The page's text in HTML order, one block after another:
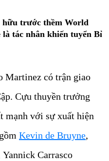
hữu trước thềm World
tác nhân khiến tuyển Bỉ
Martinez có trận giao
Cựu thuyền trưởng
mạnh với sự xuất hiện
Kevin de Bruyne,
Carrasco